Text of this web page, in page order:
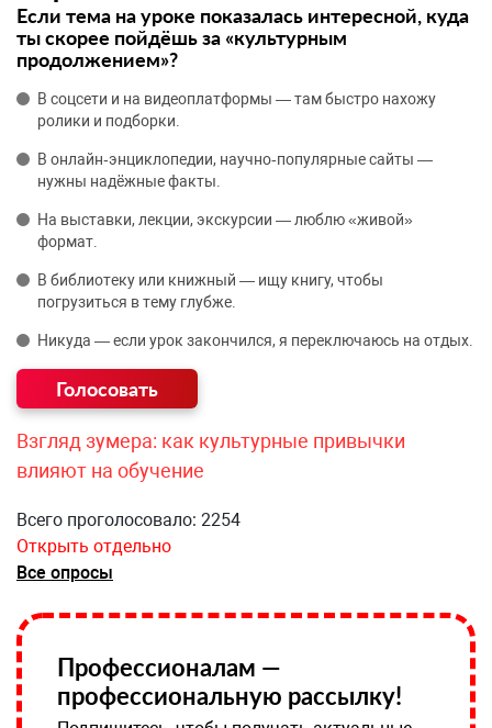
Если тема на уроке показалась интересной, куда
ты скорее пойдёшь за «культурным
продолжением»?
В соцсети и на видеоплатформы — там быстро нахожу
ролики и подборки.
В онлайн‑энциклопедии, научно‑популярные сайты —
нужны надёжные факты.
На выставки, лекции, экскурсии — люблю «живой»
формат.
В библиотеку или книжный — ищу книгу, чтобы
погрузиться в тему глубже.
Никуда — если урок закончился, я переключаюсь на отдых.
Взгляд зумера: как культурные привычки
влияют на обучение
Всего проголосовало: 2254
Открыть отдельно
Все опросы
Профессионалам —
профессиональную рассылку!